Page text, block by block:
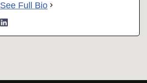
See Full Bio